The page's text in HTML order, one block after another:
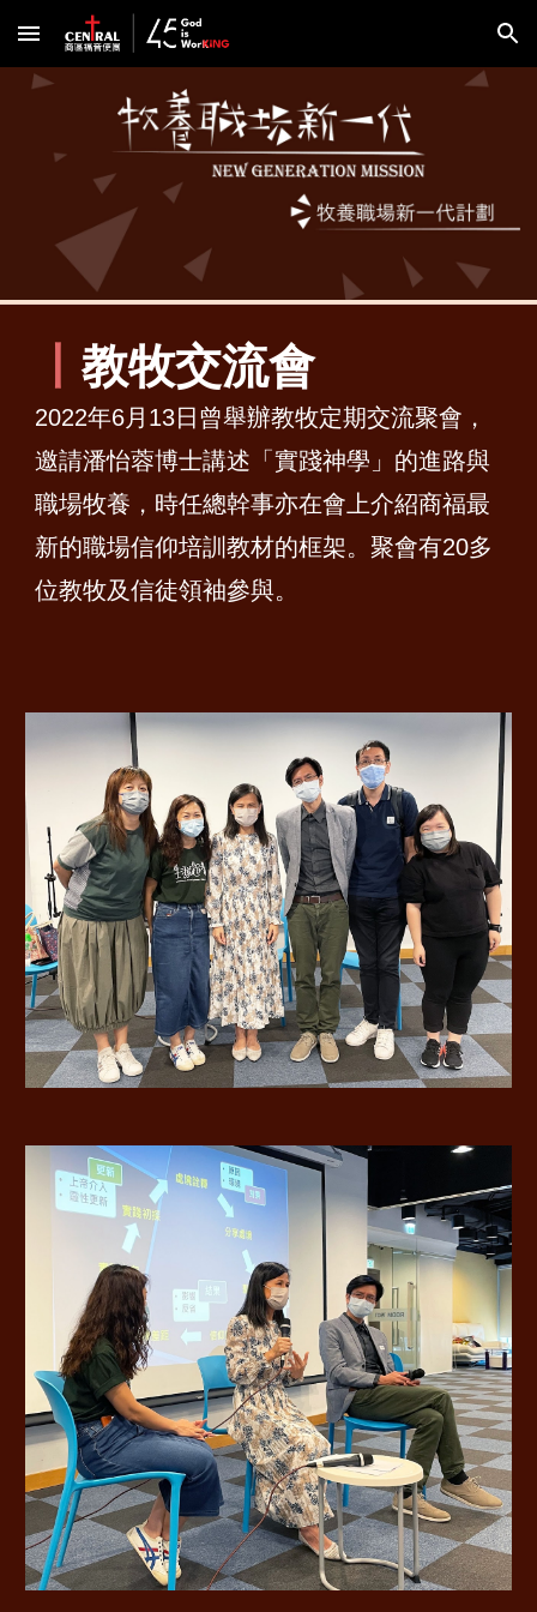
Skip to main content Skip to navigation
丨教牧交流會
2022年6月13日曾舉辦教牧定期交流聚會，
邀請潘怡蓉博士講述「實踐神學」的進路與
職場牧養，時任總幹事亦在會上介紹商福最
新的職場信仰培訓教材的框架。聚會有20多
位教牧及信徒領袖參與。